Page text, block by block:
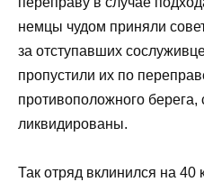
немцы чудом приняли
за отступавших
пропустили их по
противоположного
ликвидированы.
Так отряд вклинился на